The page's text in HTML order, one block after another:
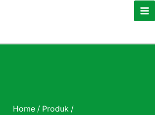
Home / Produk /